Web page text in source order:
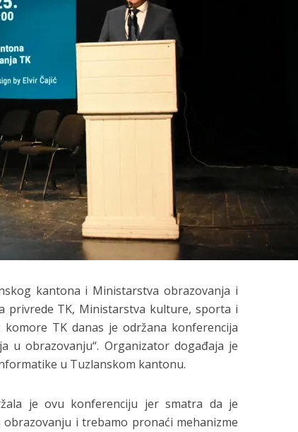
kantona i Ministarstva obrazovanja i
privrede TK, Ministarstva kulture, sporta i
TK danas je održana konferencija
u obrazovanju“. Organizator događaja je
u Tuzlanskom kantonu.
je ovu konferenciju jer smatra da je
i trebamo pronaći mehanizme